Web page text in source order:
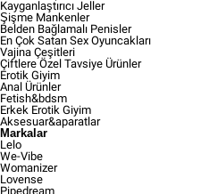
Kayganlaştırıcı Jeller
Şişme Mankenler
Belden Bağlamalı Penisler
En Çok Satan Sex Oyuncakları
Vajina Çeşitleri
Çiftlere Özel Tavsiye Ürünler
Erotik Giyim
Anal Ürünler
Fetish&bdsm
Erkek Erotik Giyim
Aksesuar&aparatlar
Markalar
Lelo
We-Vibe
Womanizer
Lovense
Pipedream